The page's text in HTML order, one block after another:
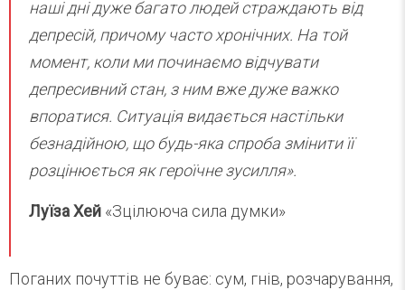
наші дні дуже багато людей страждають від
депресій, причому часто хронічних. На той
момент, коли ми починаємо відчувати
депресивний стан, з ним вже дуже важко
впоратися. Ситуація видається настільки
безнадійною, що будь-яка спроба змінити її
розцінюється як героїчне зусилля».
Луїза Хей «Зцілююча сила думки»
Поганих почуттів не буває: сум, гнів, розчарування,